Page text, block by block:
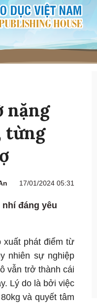
nặng
từng
17/01/2024 05:31
đáng yêu
xuất phát điểm từ
nhiên sự nghiệp
vẫn trở thành cái
Lý do là bởi việc
và quyết tâm